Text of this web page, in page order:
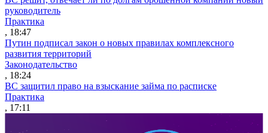
руководитель
Практика
, 18:47
Путин подписал закон о новых правилах комплексного
развития территорий
Законодательство
, 18:24
ВС защитил право на взыскание займа по расписке
Практика
, 17:11